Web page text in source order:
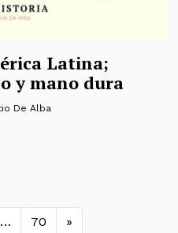
Latina;
y mano dura
De Alba
de entradas
… 70 »